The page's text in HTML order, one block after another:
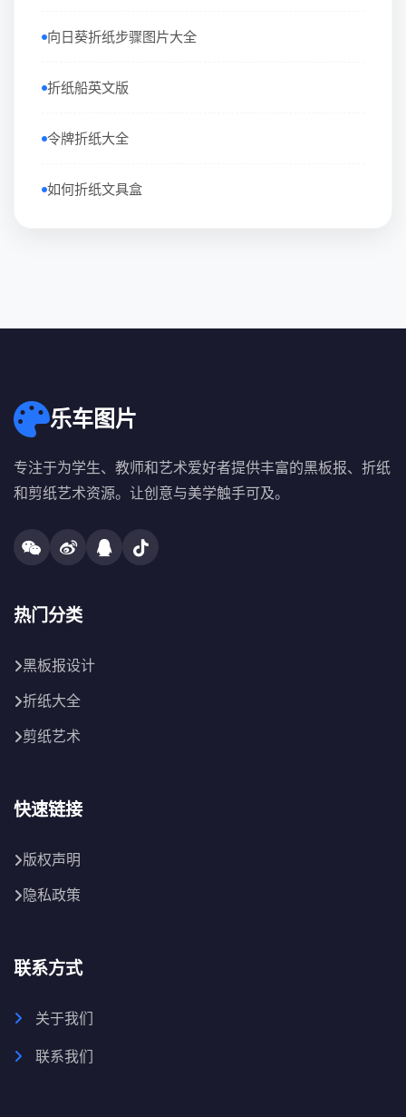
向日葵折纸步骤图片大全
折纸船英文版
令牌折纸大全
如何折纸文具盒
乐车图片
专注于为学生、教师和艺术爱好者提供丰富的黑板报、折纸
和剪纸艺术资源。让创意与美学触手可及。
热门分类
黑板报设计
折纸大全
剪纸艺术
快速链接
版权声明
隐私政策
联系方式
关于我们
联系我们